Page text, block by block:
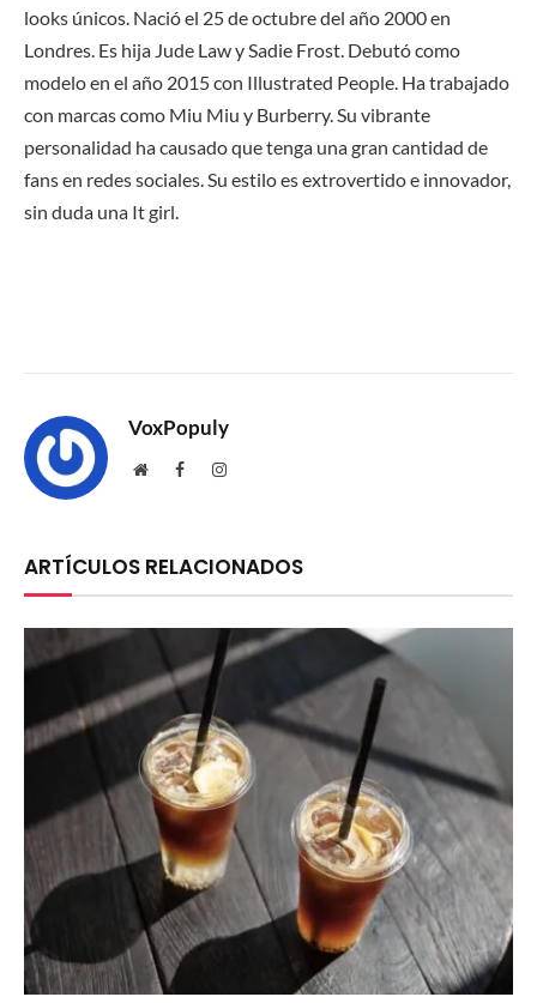
looks únicos. Nació el 25 de octubre del año 2000 en
Londres. Es hija Jude Law y Sadie Frost. Debutó como
modelo en el año 2015 con Illustrated People. Ha trabajado
con marcas como Miu Miu y Burberry. Su vibrante
personalidad ha causado que tenga una gran cantidad de
fans en redes sociales. Su estilo es extrovertido e innovador,
sin duda una It girl.
VoxPopuly
WebsiteFacebookInstagram
ARTÍCULOS RELACIONADOS